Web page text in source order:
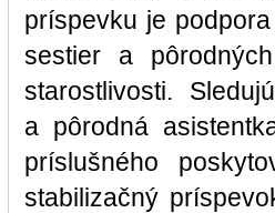
príspevku je
sestier a
starostlivosti.
a pôrodná
príslušného
stabilizačný